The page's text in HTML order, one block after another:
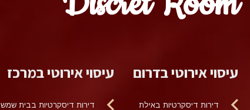
עיסוי אירוטי בדרום
דירות דיסקרטיות באילת
עיסוי אירוטי במרכז
דירות דיסקרטיות בבית שמש